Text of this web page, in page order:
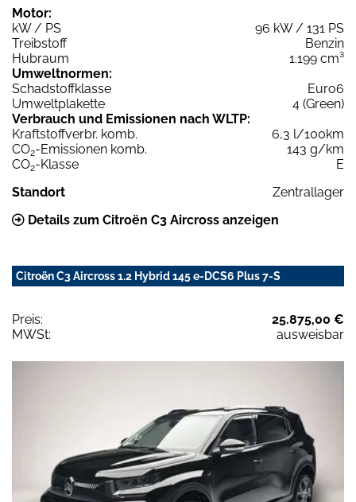
Motor:
kW / PS
96 kW / 131 PS
Treibstoff
Benzin
Hubraum
1.199 cm³
Umweltnormen:
Schadstoffklasse
Euro6
Umweltplakette
4 (Green)
Verbrauch und Emissionen nach WLTP:
Kraftstoffverbr. komb.
6,3 l/100km
CO2-Emissionen komb.
143 g/km
CO2-Klasse
E
Standort
Zentrallager
Details zum Citroën C3 Aircross anzeigen
Citroën C3 Aircross 1.2 Hybrid 145 e-DCS6 Plus 7-S
Preis:
25.875,00 €
MWSt:
ausweisbar